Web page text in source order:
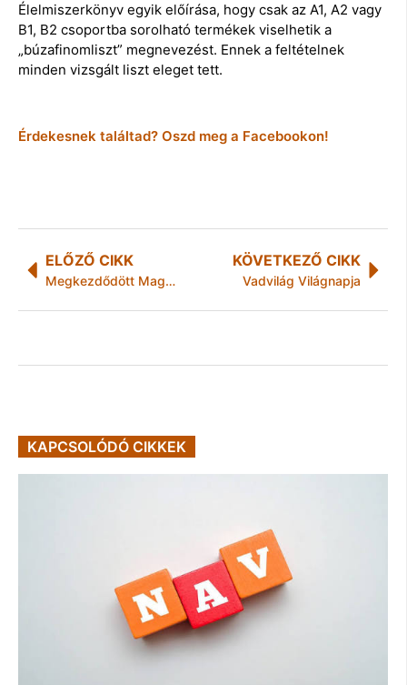
Élelmiszerkönyv egyik előírása, hogy csak az A1, A2 vagy
B1, B2 csoportba sorolható termékek viselhetik a
„búzafinomliszt” megnevezést. Ennek a feltételnek
minden vizsgált liszt eleget tett.
Érdekesnek találtad? Oszd meg a Facebookon!
ELŐZŐ CIKK
Megkezdődött Magyarország legnagyobb naperőművének építése Felsőzsolcán
KÖVETKEZŐ CIKK
Vadvilág Világnapja
KAPCSOLÓDÓ CIKKEK